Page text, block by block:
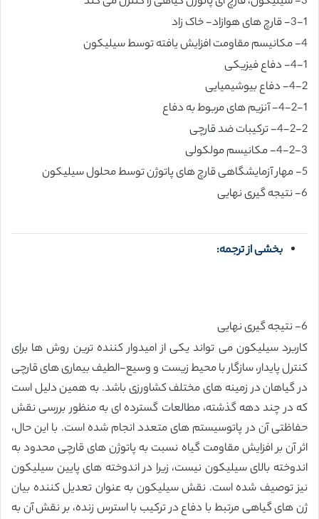
3-1- قارچ های هوازاد- خاک زاد
4- مکانیسم مقاومت افزایش یافته توسط سیلیکون
4-1- دفاع فیزیکی
4-2- دفاع بیوشیمیایی
4-2-1- آنزیم های مربوط به دفاع
4-2-2- ترکیبات ضد قارچی
4-2-3- مکانیسم مولکولی
5- مهار آزمایشگاهی قارچ های پاتوژن توسط محلول سیلیکون
6- نتیجه گیری نهایی
بخشی از ترجمه:
6- نتیجه گیری نهایی
کاربرد سیلیکون می تواند یکی از امیدوار کننده ترین روش ها برای
کنترل پایدار، سازگار با محیط زیست و وسیع-الطیف بیماری های قارچی
در گیاهان در زمینه های مختلف کشاورزی باشد. به همین دلیل است
که در چند دهه گذشته، مطالعات گسترده ای به منظور بررسی نقش
حفاظتی آن در پاتوسیستم های متعدد انجام شده است. با این حال،
اثر آن بر افزایش مقاومت گیاه نسبت به پاتوژن های قارچی محدود به
اندوخته بالای سیلیکون نیست، زیرا در اندوخته های پایین سیلیکون
نیز توصیف شده است. نقش سیلیکون به عنوان تعدیل کننده بیان
ژن های گیاهی مرتبط با دفاع در ترکیب با استرس زنده، بر نقش آن به